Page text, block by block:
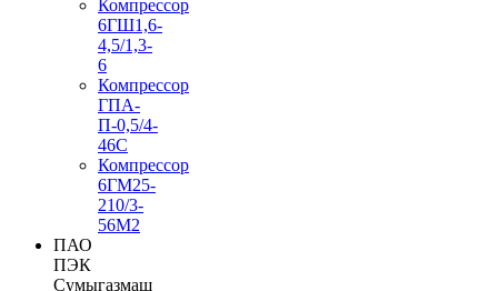
Компрессор
6ГШ1,6-
4,5/1,3-
6
Компрессор
ГПА-
П-0,5/4-
46С
Компрессор
6ГМ25-
210/3-
56М2
ПАО
ПЭК
Сумыгазмаш